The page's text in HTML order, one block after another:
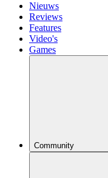
Nieuws
Reviews
Features
Video's
Games
Community